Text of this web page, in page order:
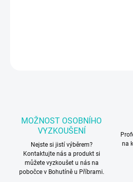
MOŽNOST OSOBNÍHO
VYZKOUŠENÍ
Nejste si jistí výběrem?
Kontaktujte nás a produkt si
můžete vyzkoušet u nás na
pobočce v Bohutíně u Příbrami.
na